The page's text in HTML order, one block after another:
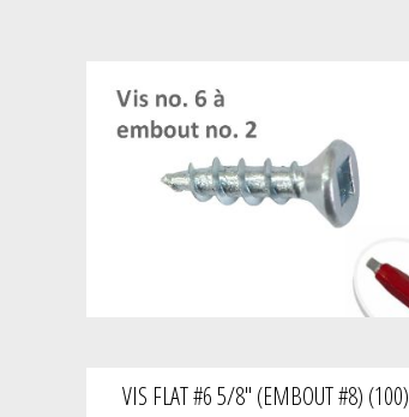
VIS FLAT #6 5/8" (EMBOUT #8) (100)